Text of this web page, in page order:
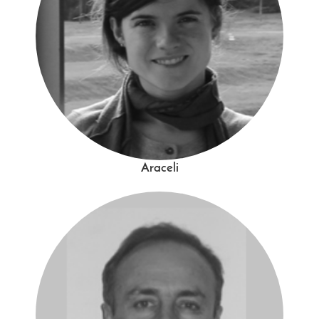
Araceli